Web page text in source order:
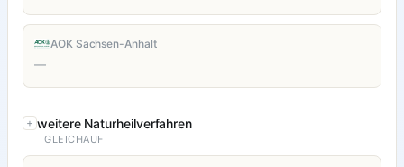
AOK Sachsen-Anhalt
—
weitere Naturheilverfahren
GLEICHAUF